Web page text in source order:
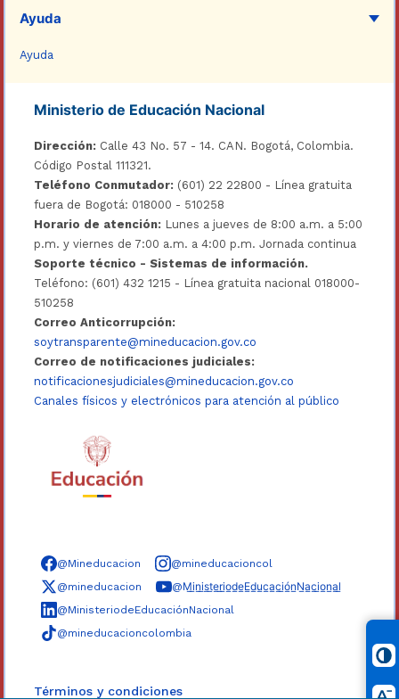
Ayuda
Ayuda
Ministerio de Educación Nacional
Dirección: Calle 43 No. 57 - 14. CAN. Bogotá, Colombia.
Código Postal 111321.
Teléfono Conmutador: (601) 22 22800 - Línea gratuita
fuera de Bogotá: 018000 - 510258
Horario de atención: Lunes a jueves de 8:00 a.m. a 5:00
p.m. y viernes de 7:00 a.m. a 4:00 p.m. Jornada continua
Soporte técnico - Sistemas de información.
Teléfono: (601) 432 1215 - Línea gratuita nacional 018000-
510258
Correo Anticorrupción:
soytransparente@mineducacion.gov.co
Correo de notificaciones judiciales:
notificacionesjudiciales@mineducacion.gov.co
Canales físicos y electrónicos para atención al público
Síguenos en redes sociales
@Mineducacion
@mineducacioncol
@mineducacion
@M̲i̲n̲i̲s̲t̲e̲r̲i̲o̲d̲e̲E̲d̲u̲c̲a̲c̲i̲ó̲n̲N̲a̲c̲i̲o̲n̲a̲l̲
@MinisteriodeEducaciónNacional
@mineducacioncolombia
Términos y condiciones